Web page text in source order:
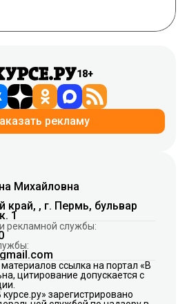
18+
рекламу
Михайловна
край, , г. Пермь, бульвар
1
рекламной службы:
ссылка на портал «В
цитирование допускается с
зарегистрировано